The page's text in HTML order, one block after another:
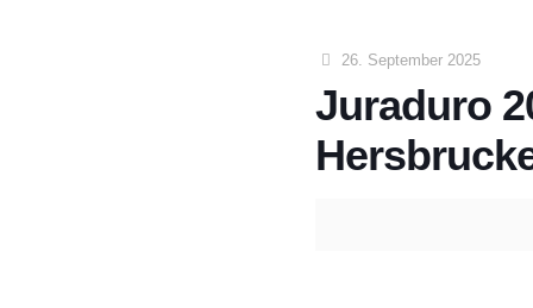
26. September 2025
Juraduro